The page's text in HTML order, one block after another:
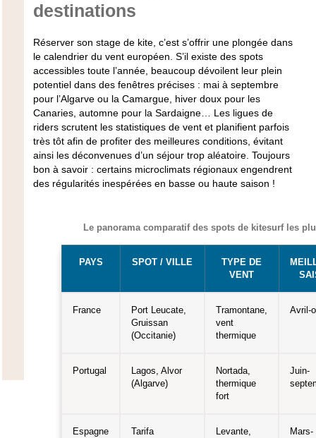
destinations
Réserver son stage de kite, c’est s’offrir une plongée dans
le calendrier du vent européen. S’il existe des spots
accessibles toute l’année, beaucoup dévoilent leur plein
potentiel dans des fenêtres précises : mai à septembre
pour l’Algarve ou la Camargue, hiver doux pour les
Canaries, automne pour la Sardaigne… Les ligues de
riders scrutent les statistiques de vent et planifient parfois
très tôt afin de profiter des meilleures conditions, évitant
ainsi les déconvenues d’un séjour trop aléatoire. Toujours
bon à savoir : certains microclimats régionaux engendrent
des régularités inespérées en basse ou haute saison !
Le panorama comparatif des spots de kitesurf les
PAYS SPOT / VILLE
TYPE DE
VENT
France
Port Leucate,
Gruissan
(Occitanie)
Tramontane,
vent
thermique
Avril-
Portugal
Lagos, Alvor
(Algarve)
Nortada,
thermique
fort
Juin-
Espagne
Tarifa
Levante,
Mars-